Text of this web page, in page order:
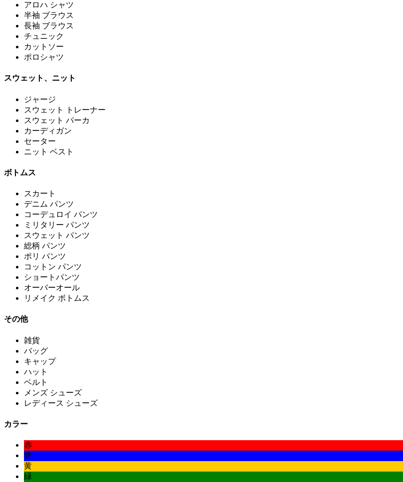
アロハ シャツ
半袖 ブラウス
長袖 ブラウス
チュニック
カットソー
ポロシャツ
スウェット、ニット
ジャージ
スウェット トレーナー
スウェット パーカ
カーディガン
セーター
ニット ベスト
ボトムス
スカート
デニム パンツ
コーデュロイ パンツ
ミリタリー パンツ
スウェット パンツ
総柄 パンツ
ポリ パンツ
コットン パンツ
ショートパンツ
オーバーオール
リメイク ボトムス
その他
雑貨
バッグ
キャップ
ハット
ベルト
メンズ シューズ
レディース シューズ
カラー
赤
青
黄
緑